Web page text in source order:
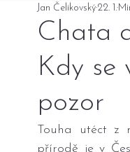
Chata
Kdy se
pozor
Jan Čelikovský 22. 1.
Touha utéct z
přírodě je v